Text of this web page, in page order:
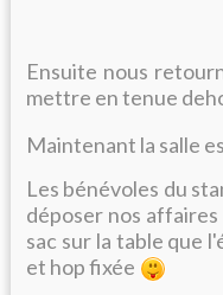
Ensuite nous
mettre en tenue
Maintenant la salle
Les bénévoles du
déposer nos affaires
sac sur la table que
et hop fixée